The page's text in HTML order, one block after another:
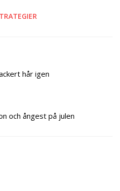
hår igen
och ångest på julen